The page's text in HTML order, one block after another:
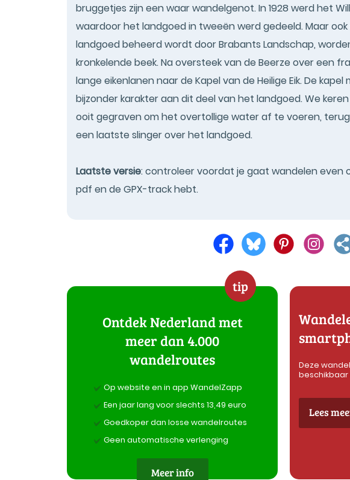
bruggetjes zijn een waar wandelgenot. In 1928 werd het
waardoor het landgoed in tweeën werd gedeeld. Maar
landgoed beheerd wordt door Brabants Landschap,
kronkelende beek. Na oversteek van de Beerze over een
lange eikenlanen naar de Kapel van de Heilige Eik. De
bijzonder karakter aan dit deel van het landgoed. We
ooit gegraven om het overtollige water af te voeren,
een laatste slinger over het landgoed.
Laatste versie: controleer voordat je gaat wandelen even
pdf en de GPX-track hebt.
tip
Ontdek Nederland met
meer dan 4.000
wandelroutes
Op website en in app WandelZapp
Een jaar lang voor slechts 13,49 euro
Goedkoper dan losse wandelroutes
Geen automatische verlenging
Meer info
Deze
beschikbaar
Lees